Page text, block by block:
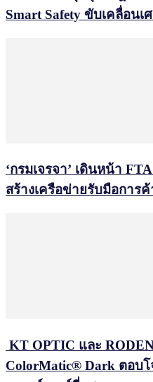
Smart Safety ขับเคลื่อนเ
‘กรมเจรจา’ เดินหน้า
สร้างเครือข่ายรับมือการ
KT OPTIC และ
ColorMatic® Dark ตอบ